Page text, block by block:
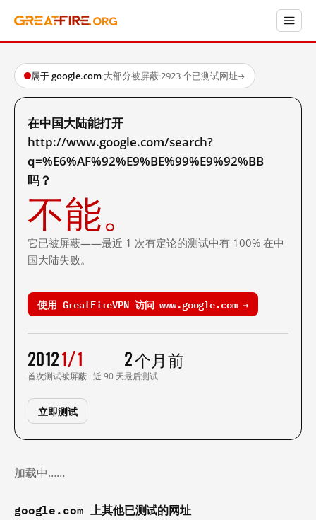
属于 google.com·大部分被屏蔽·2923 个已测试网址→
在中国大陆能打开
http://www.google.com/search?
q=%E6%AF%92%E9%BE%99%E9%92%BB
吗？
不能。
它已被屏蔽——最近 1 次有定论的测试中有 100% 在中
国大陆失败。
使用 GreatFireVPN 访问 www.google.com →
2012
首次测试
1/1
被屏蔽 · 近 90 天
2 个月前
最后测试
立即测试
加载中……
google.com 上其他已测试的网址